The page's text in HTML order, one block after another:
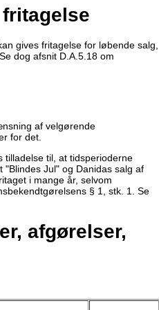
gives fritagelse for løbende salg,
dog afsnit D.A.5.18 om
af velgørende
for det.
tilladelse til, at tidsperioderne
Jul" og Danidas salg af
i mange år, selvom
§ 1, stk. 1. Se
afgørelser,